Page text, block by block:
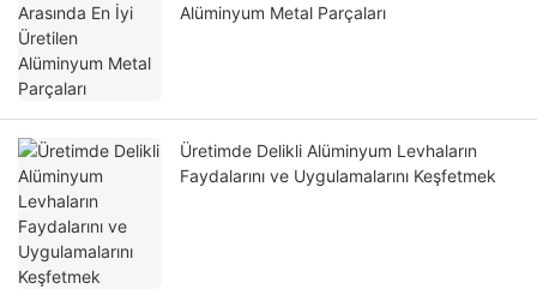
Alüminyum Metal Parçaları
Üretimde Delikli Alüminyum Levhaların
Faydalarını ve Uygulamalarını Keşfetmek